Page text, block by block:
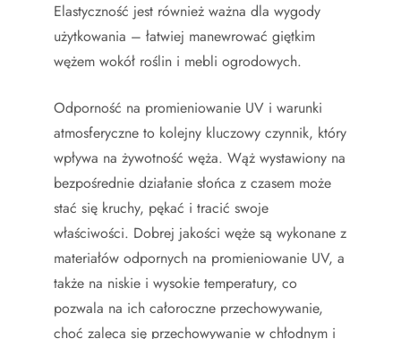
Elastyczność jest również ważna dla wygody
użytkowania – łatwiej manewrować giętkim
wężem wokół roślin i mebli ogrodowych.
Odporność na promieniowanie UV i warunki
atmosferyczne to kolejny kluczowy czynnik, który
wpływa na żywotność węża. Wąż wystawiony na
bezpośrednie działanie słońca z czasem może
stać się kruchy, pękać i tracić swoje
właściwości. Dobrej jakości węże są wykonane z
materiałów odpornych na promieniowanie UV, a
także na niskie i wysokie temperatury, co
pozwala na ich całoroczne przechowywanie,
choć zaleca się przechowywanie w chłodnym i